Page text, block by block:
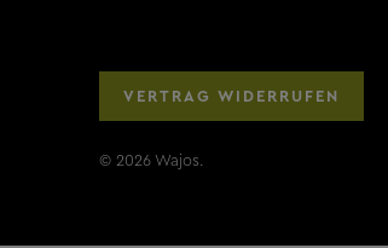
VERTRAG WIDERRUFEN
© 2026 Wajos